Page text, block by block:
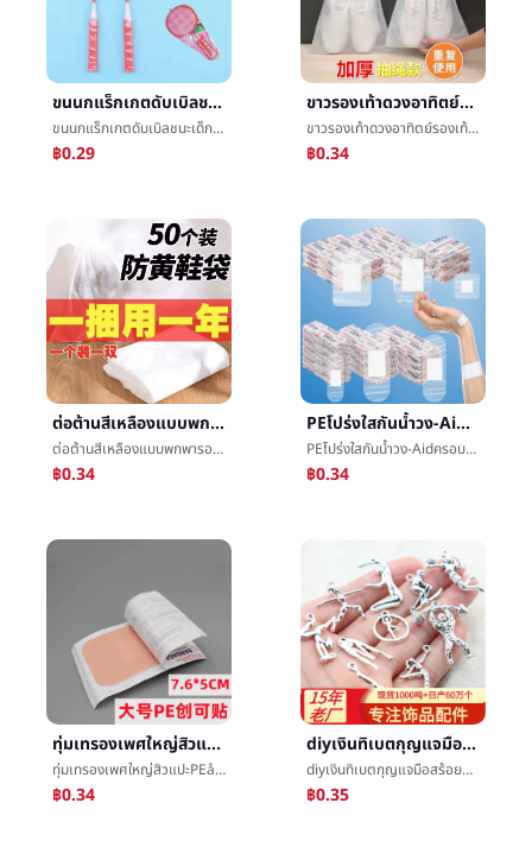
ขนนกแร็กเกตดับเบิลชนะเด็กของเล่นทารกมือสมัครเล่นตั้งเด็กแร็กเกตเบื้องต้น3-12ปีที่ผ่านมานักเรียนผู้เริ่ม
ขนนกแร็กเกตดับเบิลชนะเด็กของเล่นทารกมือสมัครเล่นตั้งเด็กแร็กเกตเบื้องต้น3-12ปีที่ผ่านมานักเรียนผู้เริ่ม
฿0.29
ขาวรองเท้าดวงอาทิตย์รองเท้าต่อต้านสีเหลืองกำปากนอนวูฟเวนข้นรองเท้าå¥รองเท้าå­ชั้นวางของระบายอากาศได้ดีต่อต้านæ½®ต่อต้านå°รองเพศรองเท้าปก
ขาวรองเท้าดวงอาทิตย์รองเท้าต่อต้านสีเหลืองกำปากนอนวูฟเวนข้นรองเท้าå¥รองเท้าå­ชั้นวางของระบายอากาศได้ดีต่อต้านæ½®ต่อต้านå°รองเพศรองเท้าปก
฿0.34
ต่อต้านสีเหลืองแบบพกพารองเท้ากระเป๋าวาดเชือกรองเท้านอนวูฟเวนต่อต้านæ½®รองเท้าถุงขาวรองเท้ารองเพศต่อต้านå°รองเท้าปก
ต่อต้านสีเหลืองแบบพกพารองเท้ากระเป๋าวาดเชือกรองเท้านอนวูฟเวนต่อต้านæ½®รองเท้าถุงขาวรองเท้ารองเพศต่อต้านå°รองเท้าปก
฿0.34
PEโปร่งใสกันน้ำวง-Aidครอบครัวการรวมกันแต่งตัวบาดแผลพยาบาลนิ้วข้อศอกหัวเข่าส้นเท้าโปร่งใสวางแผล
PEโปร่งใสกันน้ำวง-Aidครอบครัวการรวมกันแต่งตัวบาดแผลพยาบาลนิ้วข้อศอกหัวเข่าส้นเท้าโปร่งใสวางแผล
฿0.34
ทุ่มเทรองเพศใหญ่สิวแปะPEåå¯แปะระบายอากาศได้ดีกันน้ำดับเบิลสี่เหลี่ยมสีåå£แปะ
ทุ่มเทรองเพศใหญ่สิวแปะPEåå¯แปะระบายอากาศได้ดีกันน้ำดับเบิลสี่เหลี่ยมสีåå£แปะ
฿0.34
diyเงินทิเบตกุญแจมือสร้อยคอโลหะผสมจี้ติดตั้งอุปกรณ์การเคลื่อนไหวพลศึกษาโยคะการเคลื่อนไหวสถานะจี้100กรัมผสม
diyเงินทิเบตกุญแจมือสร้อยคอโลหะผสมจี้ติดตั้งอุปกรณ์การเคลื่อนไหวพลศึกษาโยคะการเคลื่อนไหวสถานะจี้100กรัมผสม
฿0.35